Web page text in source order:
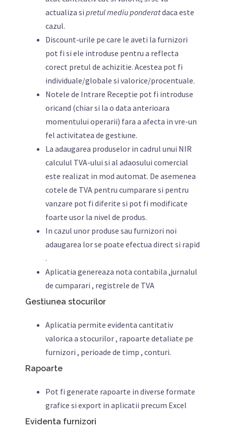
actualiza si pretul mediu ponderatdaca este
cazul.
Discount-urile pe care le aveti la furnizori
pot fi si ele introduse pentru a reflecta
corect pretul de achizitie. Acestea pot fi
individuale/globale si valorice/procentuale.
Notele de Intrare Receptie pot fi introduse
oricand (chiar si la o data anterioara
momentului operarii) fara a afecta in vre-un
fel activitatea de gestiune.
La adaugarea produselor in cadrul unui NIR
calculul TVA-ului si al adaosului comercial
este realizat in mod automat. De asemenea
cotele de TVA pentru cumparare si pentru
vanzare pot fi diferite si pot fi modificate
foarte usor la nivel de produs.
In cazul unor produse sau furnizori noi
adaugarea lor se poate efectua direct si rapid
.
Aplicatia genereaza nota contabila ,jurnalul
de cumparari , registrele de TVA
Gestiunea stocurilor
Aplicatia permite evidenta cantitativ
valorica a stocurilor , rapoarte detaliate pe
furnizori , perioade de timp , conturi.
Rapoarte
Pot fi generate rapoarte in diverse formate
grafice si export in aplicatii precum Excel
Evidenta furnizori